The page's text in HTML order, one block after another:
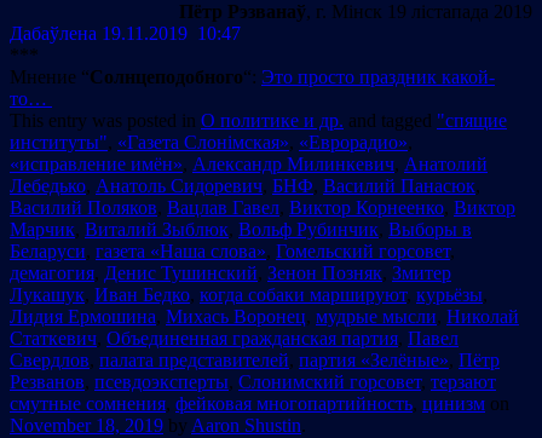
Пётр Рэзванаў, г. Мінск 19 лiстапада 2019
Дабаўлена 19.11.2019 10:47
***
Мнение “Солнцеподобного“: Это просто праздник какой-
то…
This entry was posted in О политике и др. and tagged "спящие
институты", «Газета Слонімская», «Еврорадио»,
«исправление имён», Александр Милинкевич, Анатолий
Лебедько, Анатоль Сидоревич, БНФ, Василий Панасюк,
Василий Поляков, Вацлав Гавел, Виктор Корнеенко, Виктор
Марчик, Виталий Зыблюк, Вольф Рубинчик, Выборы в
Беларуси, газета «Наша слова», Гомельский горсовет,
демагогия, Денис Тушинский, Зенон Позняк, Змитер
Лукашук, Иван Бедко, когда собаки маршируют, курьёзы,
Лидия Ермошина, Михась Воронец, мудрые мысли, Николай
Статкевич, Объединенная гражданская партия, Павел
Свердлов, палата представителей, партия «Зелёные», Пётр
Резванов, псевдоэксперты, Слонимский горсовет, терзают
смутные сомнения, фейковая многопартийность, цинизм on
November 18, 2019 by Aaron Shustin.